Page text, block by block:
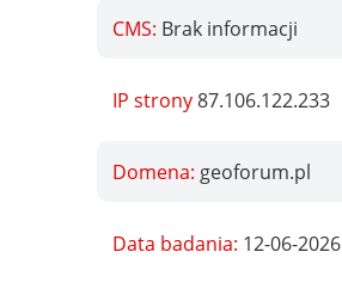
CMS: Brak informacji
IP strony87.106.122.233
Domena: geoforum.pl
Data badania: 12-06-2026